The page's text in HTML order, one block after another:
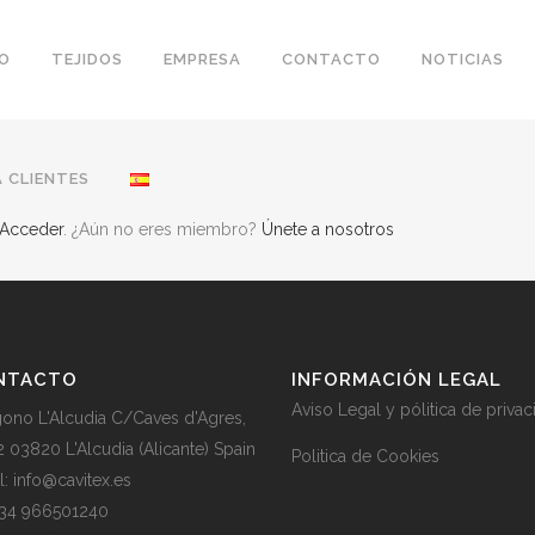
TEJIDOS EMPRESA CONTACTO NOTICIAS
CLIENTES
Acceder. ¿Aún no eres miembro? Únete a nosotros
L'Alcudia C/Caves d'Agres,
03820 L'Alcudia (Alicante) Spain
info@cavitex.es
966501240
INFORMACIÓN LEGAL
Aviso Legal y pólitica de
Politica de Cookies